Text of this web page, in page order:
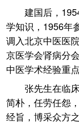
建国后，
学知识，1956年
调入北京中医医
京医学会肾病分
中医学术经验重
张先生在临
简朴，任劳任怨
经旨，博采众方